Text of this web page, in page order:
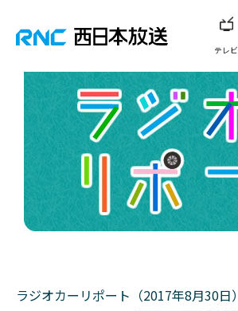
テレビ
ラジオカーリポート（2017年8月30日）